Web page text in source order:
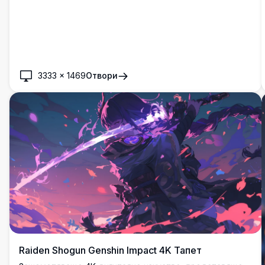
3333 × 1469Отвори
Raiden Shogun Genshin Impact 4K Тапет